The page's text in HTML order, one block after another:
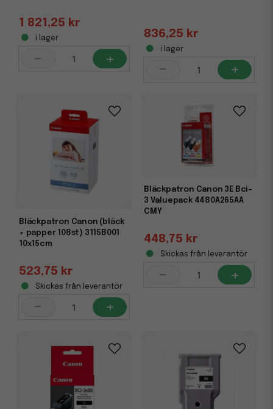
1 821,25 kr
i lager
- +
836,25 kr
i lager
- +
Bläckpatron Canon (bläck
+ papper 108st) 3115B001
10x15cm
523,75 kr
Skickas från leverantör
- +
Bläckpatron Canon 3E Bci-
3 Valuepack 4480A265AA
CMY
448,75 kr
Skickas från leverantör
- +